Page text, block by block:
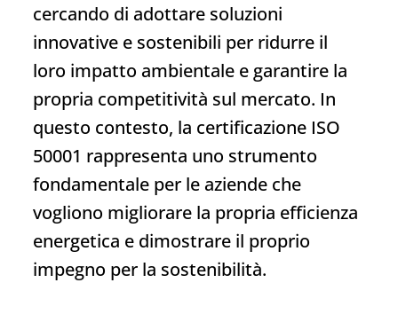
cercando di adottare soluzioni
innovative e sostenibili per ridurre il
loro impatto ambientale e garantire la
propria competitività sul mercato. In
questo contesto, la certificazione ISO
50001 rappresenta uno strumento
fondamentale per le aziende che
vogliono migliorare la propria efficienza
energetica e dimostrare il proprio
impegno per la sostenibilità.